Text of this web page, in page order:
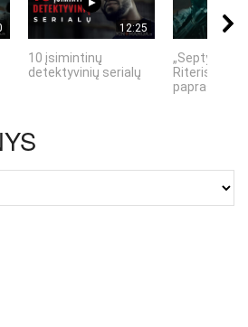
12:25
10 įsimintinų
detektyvinių serialų
„Septynių
Riteris" – kai